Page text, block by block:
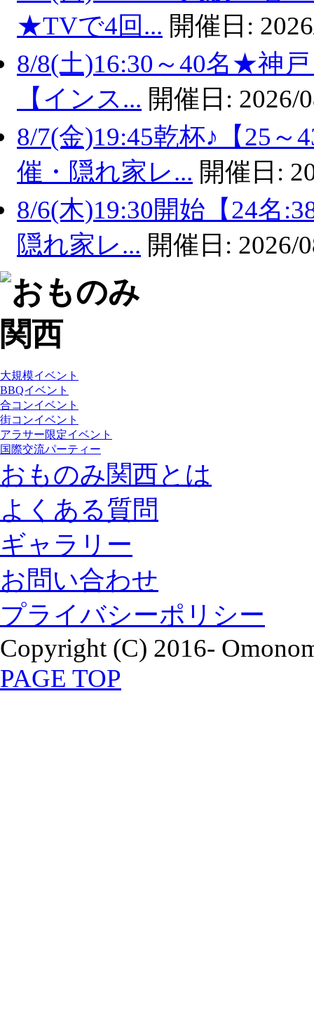
★TVで4回... 開催日:
8/8(土)16:30～40名★神
【インス... 開催日: 2026/
8/7(金)19:45乾杯♪【25
催・隠れ家レ... 開催日:
8/6(木)19:30開始【24名
隠れ家レ... 開催日: 2026/
大規模イベント
BBQイベント
合コンイベント
街コンイベント
アラサー限定イベント
国際交流パーティー
おものみ関西とは
よくある質問
ギャラリー
お問い合わせ
プライバシーポリシー
Copyright (C) 2016-
PAGE TOP